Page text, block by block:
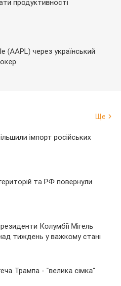
продуктивності
(AAPL) через український
Ще
імпорт російських
та РФ повернули
Колумбії Мігель
тиждень у важкому стані
Трампа - "велика сімка"